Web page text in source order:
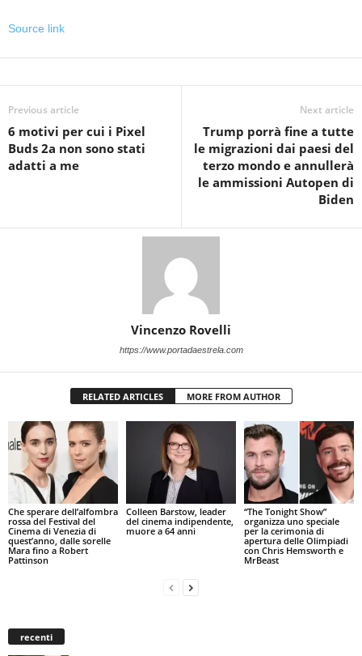
Source link
Previous article
6 motivi per cui i Pixel
Buds 2a non sono stati
adatti a me
Next article
Trump porrà fine a tutte
le migrazioni dai paesi del
terzo mondo e annullerà
le ammissioni Autopen di
Biden
Vincenzo Rovelli
https://www.portadaestrela.com
RELATED ARTICLES MORE FROM AUTHOR
Che sperare dell’alfombra
rossa del Festival del
Cinema di Venezia di
quest’anno, dalle sorelle
Mara fino a Robert
Pattinson
Colleen Barstow, leader
del cinema indipendente,
muore a 64 anni
“The Tonight Show”
organizza uno speciale
per la cerimonia di
apertura delle Olimpiadi
con Chris Hemsworth e
MrBeast
recenti